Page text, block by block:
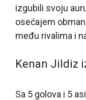
izgubili svoju
osećajem
među rivalima i
Kenan Jildiz
Sa 5 golova i 5